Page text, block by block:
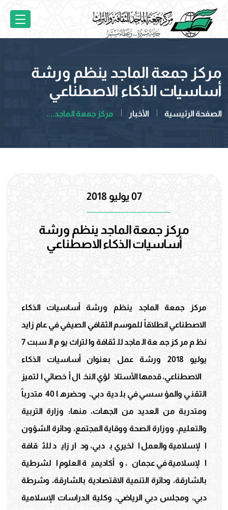
مركز جمعة الماجد ينظم ورشة
أساسيات الذكاء الاصطناعي
الصفحة الرئيسية الأخبار مركز جمعة الماجد....
07 يوليو 2018
مركز جمعة الماجد ينظم ورشة
أساسيات الذكاء الاصطناعي
مركز جمعة الماجد ينظم ورشة أساسيات الذكاء
الاصطناعي انطلاقاً للموسم الثقافي الصيفي في عام زايد
نظم مركز جمعة الماجد للثقافة والتراث يوم السبت 7
يوليو 2018 ورشة عمل بعنوان أساسيات الذكاء
الاصطناعي، قدمها الأستاذ لؤي النخال أخصائي التميز
التقني والمؤسسي في بلدية دبي، وحضرها 40 متدرباً
ومتدربة من العديد من الجهات، منها: وزارة التربية
والتعليم، ووزارة الصحة ووقاية المجتمع، ودائرة الشؤون
الإسلامية والعمل الخيري بدبي، ودار زايد للثقافة
الإسلامية في عجمان، وأكاديمية العلوم الشرطية
بالشارقة، ودائرة التنمية الاقتصادية بالشارقة، وشرطة
دبي، ومجلس دبي الرياضي، وكلية الدراسات الإسلامية